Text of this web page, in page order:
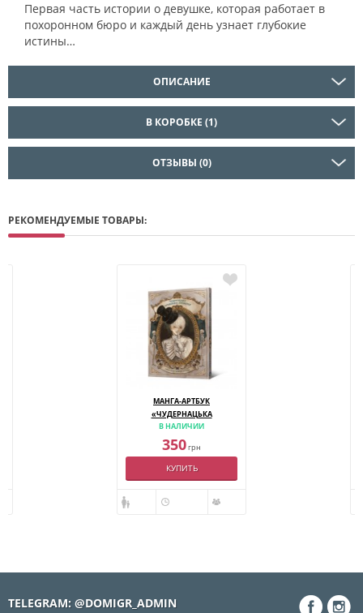
Первая часть истории о девушке, которая работает в
похоронном бюро и каждый день узнает глубокие
истины…
ОПИСАНИЕ
В КОРОБКЕ (1)
ОТЗЫВЫ (0)
РЕКОМЕНДУЕМЫЕ ТОВАРЫ:
МАНГА-АРТБУК
«ЧУДЕРНАЦЬКА
АНТИКВАРНА КРАМНИЦЯ»
В НАЛИЧИИ
350грн
КУПИТЬ
TELEGRAM: @DOMIGR_ADMIN